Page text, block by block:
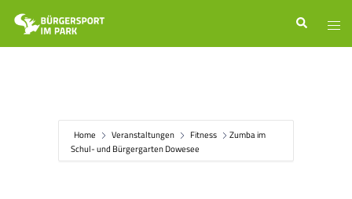
Zum
Inhalt
springen
Suche
Home Veranstaltungen Fitness
Zumba im
Schul- und Bürgergarten Dowesee